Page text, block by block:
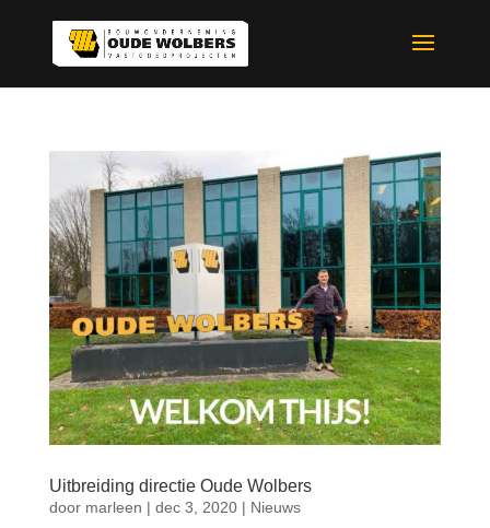
Uitbreiding directie Oude Wolbers
door marleen | dec 3, 2020| Nieuws